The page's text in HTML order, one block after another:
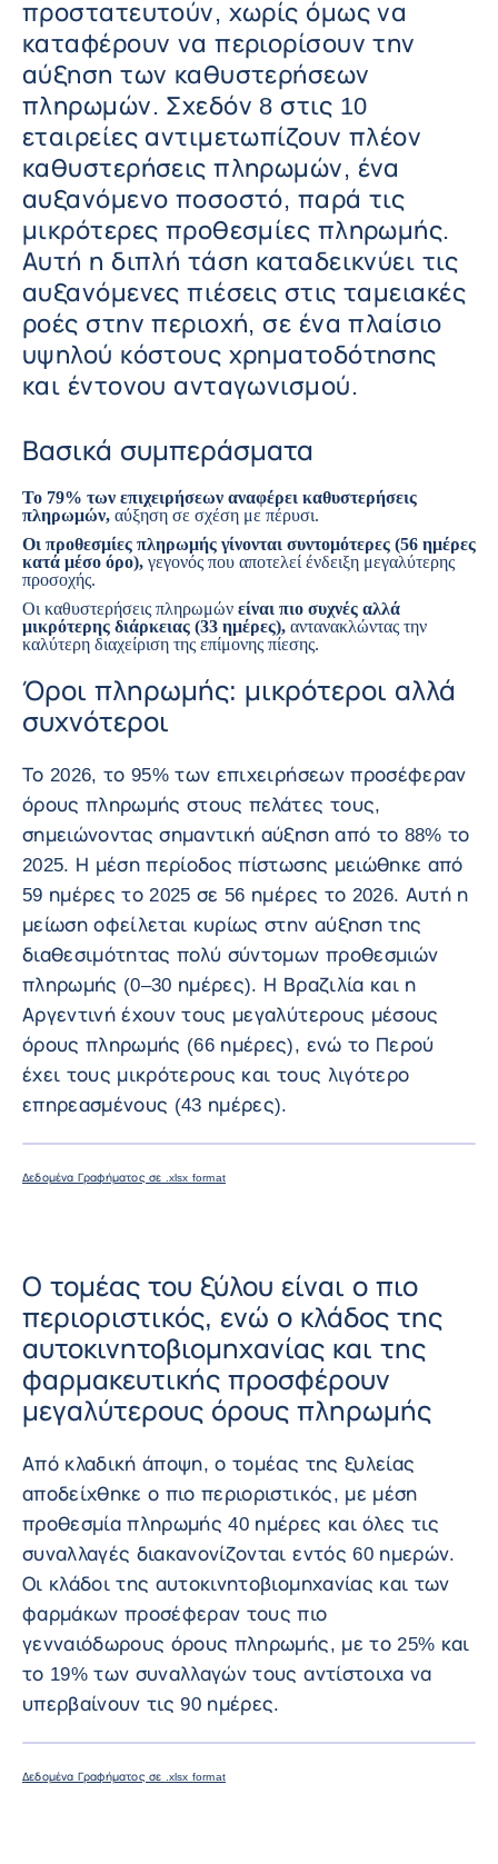
προστατευτούν, χωρίς όμως να
καταφέρουν να περιορίσουν την
αύξηση των καθυστερήσεων
πληρωμών. Σχεδόν 8 στις 10
εταιρείες αντιμετωπίζουν πλέον
καθυστερήσεις πληρωμών, ένα
αυξανόμενο ποσοστό, παρά τις
μικρότερες προθεσμίες πληρωμής.
Αυτή η διπλή τάση καταδεικνύει τις
αυξανόμενες πιέσεις στις ταμειακές
ροές στην περιοχή, σε ένα πλαίσιο
υψηλού κόστους χρηματοδότησης
και έντονου ανταγωνισμού.
Βασικά συμπεράσματα
Το 79% των επιχειρήσεων αναφέρει καθυστερήσεις
πληρωμών, αύξηση σε σχέση με πέρυσι.
Οι προθεσμίες πληρωμής γίνονται συντομότερες (56 ημέρες
κατά μέσο όρο), γεγονός που αποτελεί ένδειξη μεγαλύτερης
προσοχής.
Οι καθυστερήσεις πληρωμών είναι πιο συχνές αλλά
μικρότερης διάρκειας (33 ημέρες), αντανακλώντας την
καλύτερη διαχείριση της επίμονης πίεσης.
Όροι πληρωμής: μικρότεροι αλλά
συχνότεροι
Το 2026, το 95% των επιχειρήσεων προσέφεραν
όρους πληρωμής στους πελάτες τους,
σημειώνοντας σημαντική αύξηση από το 88% το
2025. Η μέση περίοδος πίστωσης μειώθηκε από
59 ημέρες το 2025 σε 56 ημέρες το 2026. Αυτή η
μείωση οφείλεται κυρίως στην αύξηση της
διαθεσιμότητας πολύ σύντομων προθεσμιών
πληρωμής (0–30 ημέρες). Η Βραζιλία και η
Αργεντινή έχουν τους μεγαλύτερους μέσους
όρους πληρωμής (66 ημέρες), ενώ το Περού
έχει τους μικρότερους και τους λιγότερο
επηρεασμένους (43 ημέρες).
Δεδομένα Γραφήματος σε .xlsx format
Ο τομέας του ξύλου είναι ο πιο
περιοριστικός, ενώ ο κλάδος της
αυτοκινητοβιομηχανίας και της
φαρμακευτικής προσφέρουν
μεγαλύτερους όρους πληρωμής
Από κλαδική άποψη, ο τομέας της ξυλείας
αποδείχθηκε ο πιο περιοριστικός, με μέση
προθεσμία πληρωμής 40 ημέρες και όλες τις
συναλλαγές διακανονίζονται εντός 60 ημερών.
Οι κλάδοι της αυτοκινητοβιομηχανίας και των
φαρμάκων προσέφεραν τους πιο
γενναιόδωρους όρους πληρωμής, με το 25% και
το 19% των συναλλαγών τους αντίστοιχα να
υπερβαίνουν τις 90 ημέρες.
Δεδομένα Γραφήματος σε .xlsx format